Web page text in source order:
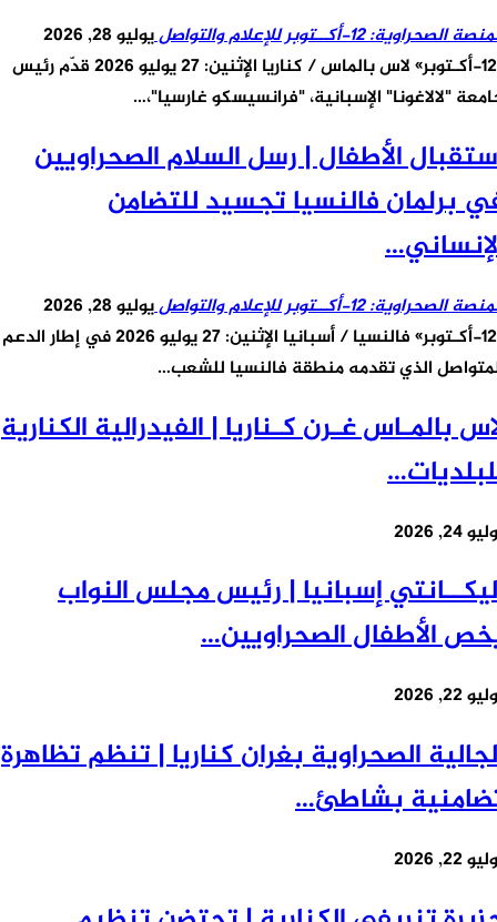
12-أكــتوبر للإعلام والتواصل
يوليو 28, 2026
«12-أكـتوبر» لاس بالماس / كناريا الإثنين: 27 يوليو 2026 قدّم رئيس
"لالاغونا" الإسبانية، "فرانسيسكو غارسيا"،…
الأطفال | رسل السلام الصحراويين
برلمان فالنسيا تجسيد للتضامن
12-أكــتوبر للإعلام والتواصل
يوليو 28, 2026
«12-أكـتوبر» فالنسيا / أسبانيا الإثنين: 27 يوليو 2026 في إطار الدعم
الذي تقدمه منطقة فالنسيا للشعب…
بالمـاس غـرن كـناريا | الفيدرالية الكنارية
2026
إسبانيا | رئيس مجلس النواب
الأطفال الصحراويين…
2026
الصحراوية بغران كناريا | تنظم تظاهرة
بشاطئ…
2026